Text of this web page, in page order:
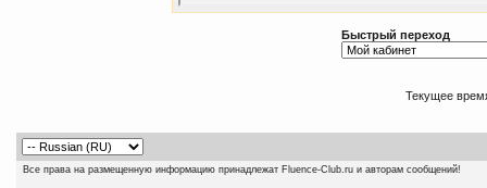
Быстрый переход
Текущее
Все права на размещенную информацию принадлежат Fluence-Club.ru и авторам сообщений!